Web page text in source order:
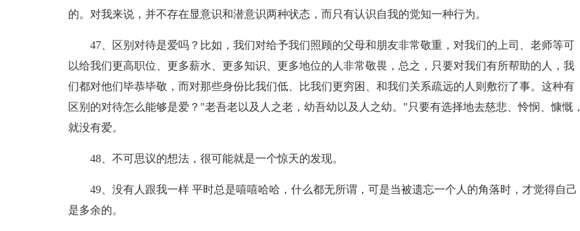
的。对我来说，并不存在显意识和潜意识两种状态，而只有认识自我的觉知一种行为。
47、区别对待是爱吗？比如，我们对给予我们照顾的父母和朋友非常敬重，对我们的上司、老师等可
以给我们更高职位、更多薪水、更多知识、更多地位的人非常敬畏，总之，只要对我们有所帮助的人，我
们都对他们毕恭毕敬，而对那些身份比我们低、比我们更穷困、和我们关系疏远的人则敷衍了事。这种有
区别的对待怎么能够是爱？"老吾老以及人之老，幼吾幼以及人之幼。"只要有选择地去慈悲、怜悯、慷慨，
就没有爱。
48、不可思议的想法，很可能就是一个惊天的发现。
49、没有人跟我一样 平时总是嘻嘻哈哈，什么都无所谓，可是当被遗忘一个人的角落时，才觉得自己
是多余的。